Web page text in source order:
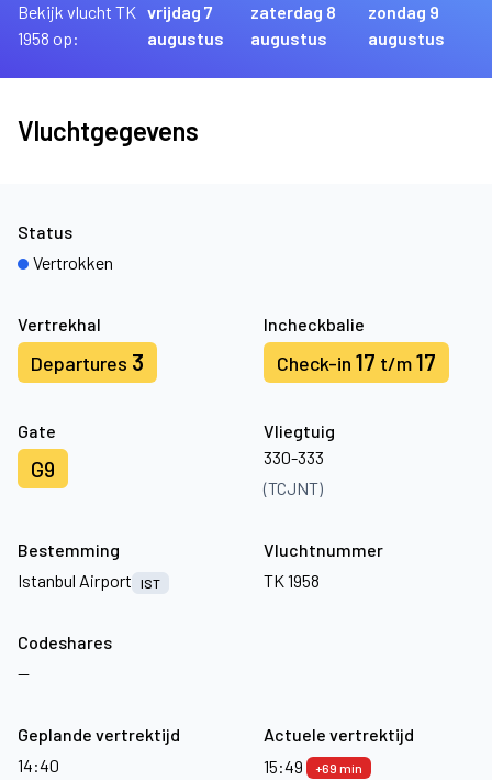
Bekijk vlucht TK
1958 op:
vrijdag 7
augustus
zaterdag 8
augustus
zondag 9
augustus
Vluchtgegevens
Vertrekhal
Departures 3
Incheckbalie
Check-in 17 t/m17
Gate
G9
Vliegtuig
330-333
(TCJNT)
Status
Vertrokken
Bestemming
Istanbul Airport
IST
Vluchtnummer
TK 1958
Codeshares
—
Geplande vertrektijd
14:40
Actuele vertrektijd
15:49
+69 min